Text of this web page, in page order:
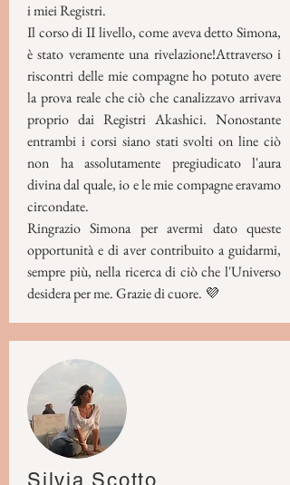
i miei Registri.
Il corso di II livello, come aveva detto Simona,
è stato veramente una rivelazione!Attraverso i
riscontri delle mie compagne ho potuto avere
la prova reale che ciò che canalizzavo arrivava
proprio dai Registri Akashici. Nonostante
entrambi i corsi siano stati svolti on line ciò
non ha assolutamente pregiudicato l'aura
divina dal quale, io e le mie compagne eravamo
circondate.
Ringrazio Simona per avermi dato queste
opportunità e di aver contribuito a guidarmi,
sempre più, nella ricerca di ciò che l'Universo
desidera per me. Grazie di cuore. 💜
Silvia Scotto